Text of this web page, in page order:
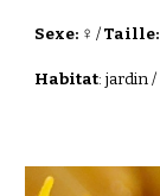
Sexe: ♀ /Taille:
Habitat: jardin /